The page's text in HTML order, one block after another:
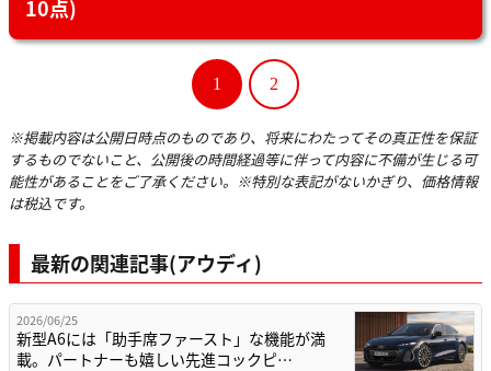
10点)
1 2
※掲載内容は公開日時点のものであり、将来にわたってその真正性を保証
するものでないこと、公開後の時間経過等に伴って内容に不備が生じる可
能性があることをご了承ください。※特別な表記がないかぎり、価格情報
は税込です。
最新の関連記事(アウディ)
2026/06/25
新型A6には「助手席ファースト」な機能が満
載。パートナーも嬉しい先進コックピ…